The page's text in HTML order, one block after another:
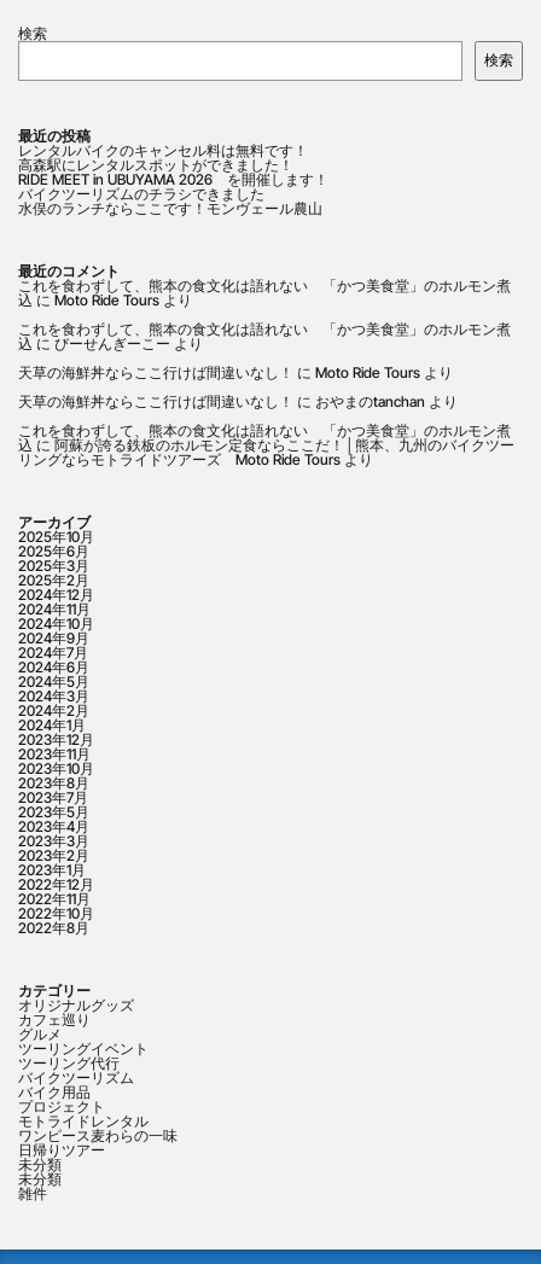
検索
検索
最近の投稿
レンタルバイクのキャンセル料は無料です！
高森駅にレンタルスポットができました！
RIDE MEET in UBUYAMA 2026 を開催します！
バイクツーリズムのチラシできました
水俣のランチならここです！モンヴェール農山
最近のコメント
これを食わずして、熊本の食文化は語れない 「かつ美食堂」のホルモン煮
込 にMoto Ride Toursより
これを食わずして、熊本の食文化は語れない 「かつ美食堂」のホルモン煮
込 にびーせんぎーこーより
天草の海鮮丼ならここ行けば間違いなし！ に Moto Ride Tours より
天草の海鮮丼ならここ行けば間違いなし！ に おやまのtanchan より
これを食わずして、熊本の食文化は語れない 「かつ美食堂」のホルモン煮
込 に阿蘇が誇る鉄板のホルモン定食ならここだ！│熊本、九州のバイクツー
リングならモトライドツアーズ Moto Ride Tours より
アーカイブ
2025年10月
2025年6月
2025年3月
2025年2月
2024年12月
2024年11月
2024年10月
2024年9月
2024年7月
2024年6月
2024年5月
2024年3月
2024年2月
2024年1月
2023年12月
2023年11月
2023年10月
2023年8月
2023年7月
2023年5月
2023年4月
2023年3月
2023年2月
2023年1月
2022年12月
2022年11月
2022年10月
2022年8月
カテゴリー
オリジナルグッズ
カフェ巡り
グルメ
ツーリングイベント
ツーリング代行
バイクツーリズム
バイク用品
プロジェクト
モトライドレンタル
ワンピース麦わらの一味
日帰りツアー
未分類
未分類
雑件